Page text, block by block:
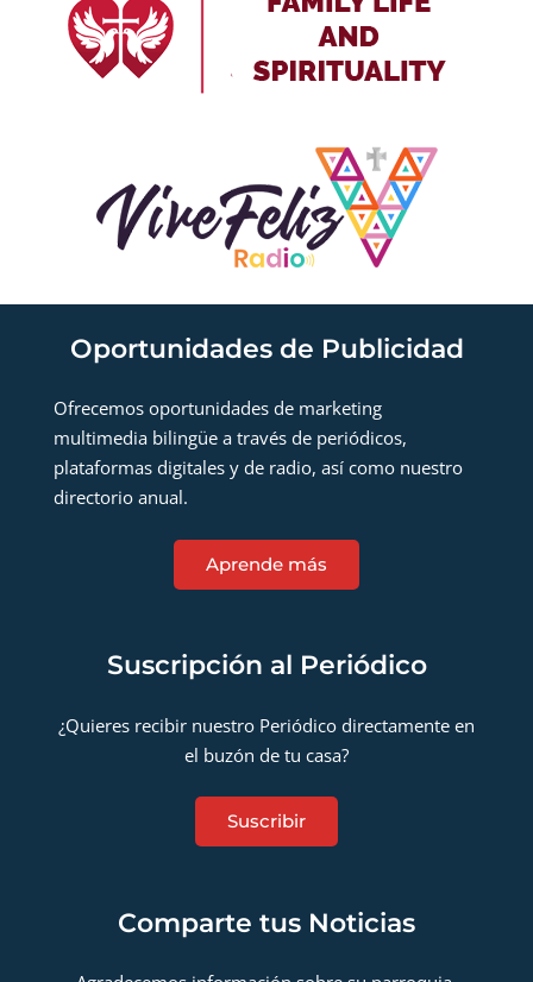
Oportunidades de Publicidad
Ofrecemos oportunidades de marketing
multimedia bilingüe a través de periódicos,
plataformas digitales y de radio, así como nuestro
directorio anual.
Aprende más
Suscripción al Periódico
¿Quieres recibir nuestro Periódico directamente en
el buzón de tu casa?
Suscribir
Comparte tus Noticias